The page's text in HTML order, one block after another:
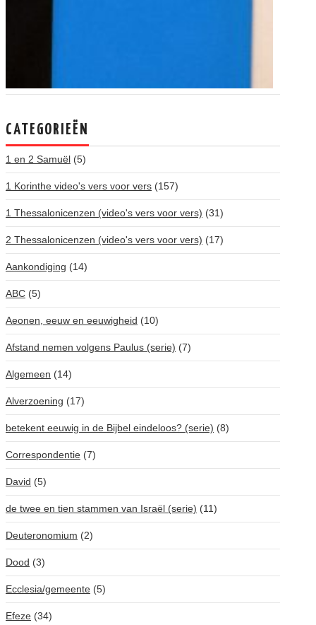
CATEGORIEËN
1 en 2 Samuël (5)
1 Korinthe video's vers voor vers (157)
1 Thessalonicenzen (video's vers voor vers) (31)
2 Thessalonicenzen (video's vers voor vers) (17)
Aankondiging (14)
ABC (5)
Aeonen, eeuw en eeuwigheid (10)
Afstand nemen volgens Paulus (serie) (7)
Algemeen (14)
Alverzoening (17)
betekent eeuwig in de Bijbel eindeloos? (serie) (8)
Correspondentie (7)
David (5)
de twee en tien stammen van Israël (serie) (11)
Deuteronomium (2)
Dood (3)
Ecclesia/gemeente (5)
Efeze (34)